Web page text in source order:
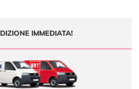
IMMEDIATA!